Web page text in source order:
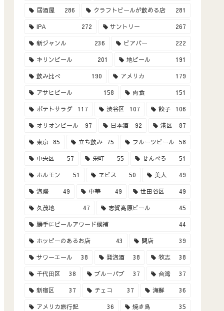
居酒屋 286 クラフトビールが飲める店 281
IPA 272 サントリー 267
新ジャンル 236 ビアバー 222
キリンビール 201 地ビール 191
飲み比べ 190 アメリカ 179
アサヒビール 158 肉食 151
ポテトサラダ 117 渋谷区 107 餃子 106
オリオンビール 97 日本酒 92 港区 87
東京 85 立ち飲み 75 フルーツビール 58
中央区 57 栄町 55 せんべろ 51
ホルモン 51 ヱビス 50 美人 49
泡盛 49 中華 49 世田谷区 49
久茂地 47 志賀高原ビール 45
勝手にビールアワード候補 44
ホッピーのあるお店 43 閉店 39
サワーエール 38 発泡酒 38 牧志 38
千代田区 38 ブルーパブ 37 台湾 37
新宿区 37 チェコ 37 海鮮 36
アメリカ旅行記 36 焼き鳥 35